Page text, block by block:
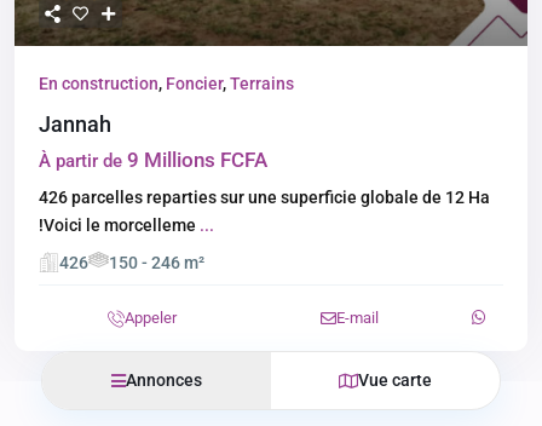
En construction, Foncier,Terrains
Jannah
À partir de 9 Millions FCFA
426 parcelles reparties sur une superficie globale de 12 Ha
!Voici le morcelleme ...
426
150 - 246 m²
Appeler E-mail
Annonces Vue carte